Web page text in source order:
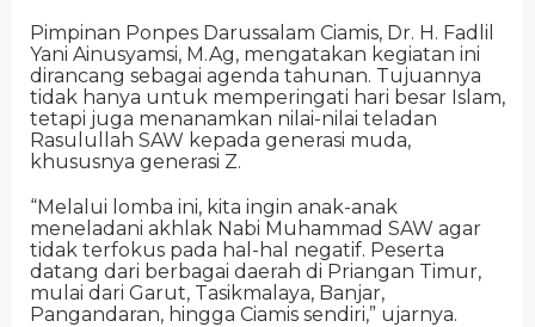
Pimpinan Ponpes Darussalam Ciamis, Dr. H. Fadlil
Yani Ainusyamsi, M.Ag, mengatakan kegiatan ini
dirancang sebagai agenda tahunan. Tujuannya
tidak hanya untuk memperingati hari besar Islam,
tetapi juga menanamkan nilai-nilai teladan
Rasulullah SAW kepada generasi muda,
khususnya generasi Z.
“Melalui lomba ini, kita ingin anak-anak
meneladani akhlak Nabi Muhammad SAW agar
tidak terfokus pada hal-hal negatif. Peserta
datang dari berbagai daerah di Priangan Timur,
mulai dari Garut, Tasikmalaya, Banjar,
Pangandaran, hingga Ciamis sendiri,” ujarnya.